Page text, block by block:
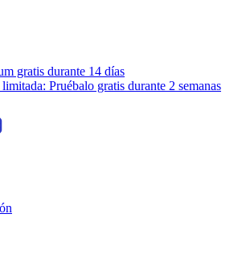
gratis durante 14 días
Pruébalo gratis durante 2 semanas